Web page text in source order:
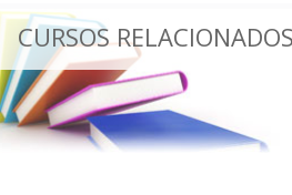
CURSOS RELACIONADOS